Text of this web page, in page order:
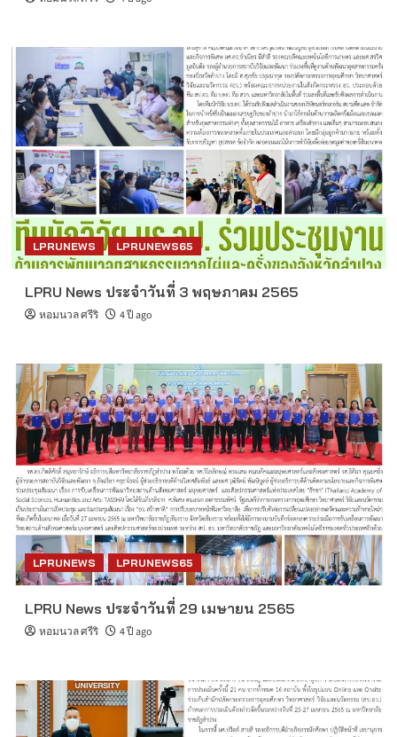
LPRUNEWS LPRUNEWS65
LPRU News ประจำวันที่ 3 พฤษภาคม 2565
หอมนวล ศรีริ 4 ปี ago
LPRUNEWS LPRUNEWS65
LPRU News ประจำวันที่ 29 เมษายน 2565
หอมนวล ศรีริ 4 ปี ago